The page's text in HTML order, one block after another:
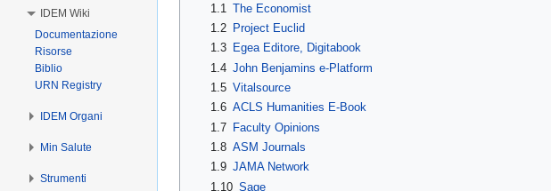
1.1 The Economist
1.2
Project Euclid
1.3
Egea Editore, Digitabook
1.4 John Benjamins e-Platform
1.5 Vitalsource
1.6 ACLS Humanities E-Book
1.7 Faculty Opinions
1.8 ASM Journals
1.9 JAMA Network
1.10 Sage
IDEM Wiki
Documentazione
Risorse
Biblio
URN Registry
IDEM Organi
Min Salute
Strumenti